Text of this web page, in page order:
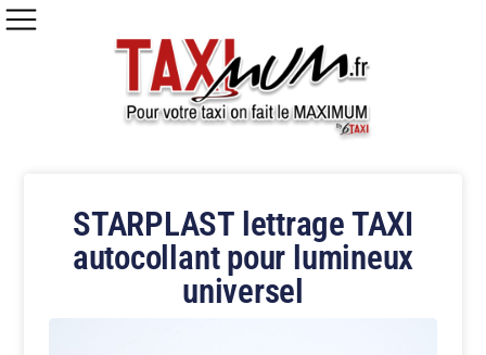
STARPLAST lettrage TAXI
autocollant pour lumineux
universel